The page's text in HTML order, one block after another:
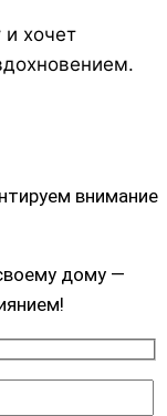
и хочет
внимание
дому —